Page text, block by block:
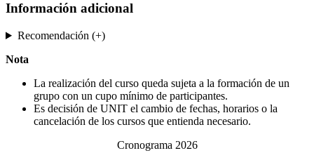
Información adicional
Recomendación (+)
Nota
La realización del curso queda sujeta a la formación de un
grupo con un cupo mínimo de participantes.
Es decisión de UNIT el cambio de fechas, horarios o la
cancelación de los cursos que entienda necesario.
Cronograma 2026